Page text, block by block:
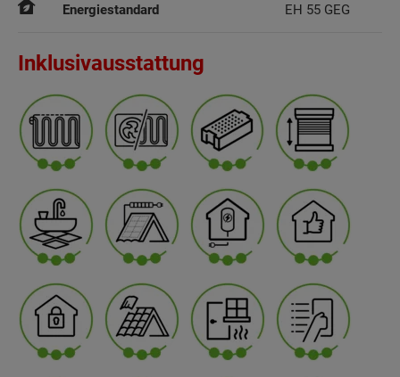
Energiestandard EH 55 GEG
Inklusivausstattung